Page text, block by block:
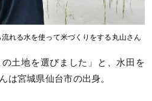
れる水を使って米づくりをする丸山さん
の土地を選びました」と、水田を
は宮城県仙台市の出身。